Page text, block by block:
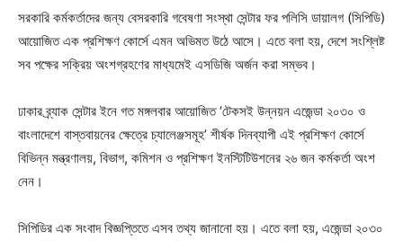
সরকারি কর্মকর্তাদের জন্য বেসরকারি গবেষণা সংস্থা সেন্টার ফর পলিসি ডায়ালগ (সিপিডি)
আয়োজিত এক প্রশিক্ষণ কোর্সে এমন অভিমত উঠে আসে। এতে বলা হয়, দেশে সংশ্লিষ্ট
সব পক্ষের সক্রিয় অংশগ্রহণের মাধ্যমেই এসডিজি অর্জন করা সম্ভব।
ঢাকার ব্র্যাক সেন্টার ইনে গত মঙ্গলবার আয়োজিত ‘টেকসই উন্নয়ন এজেন্ডা ২০৩০ ও
বাংলাদেশে বাস্তবায়নের ক্ষেত্রে চ্যালেঞ্জসমূহ’ শীর্ষক দিনব্যাপী এই প্রশিক্ষণ কোর্সে
বিভিন্ন মন্ত্রণালয়, বিভাগ, কমিশন ও প্রশিক্ষণ ইনস্টিটিউশনের ২৬ জন কর্মকর্তা অংশ
নেন।
সিপিডির এক সংবাদ বিজ্ঞপ্তিতে এসব তথ্য জানানো হয়। এতে বলা হয়, এজেন্ডা ২০৩০